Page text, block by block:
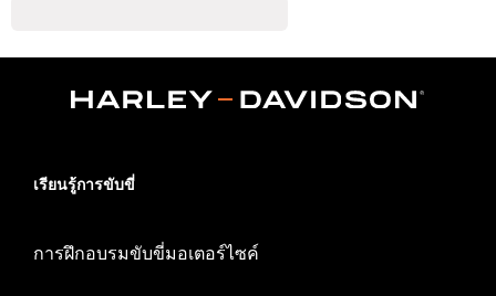
เรียนรู้การขับขี่
การฝึกอบรมขับขี่มอเตอร์ไซค์